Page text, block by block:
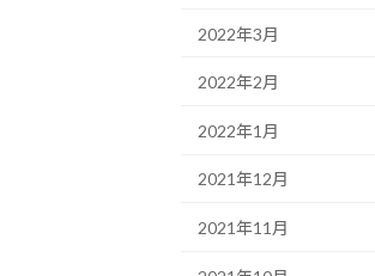
2022年3月
2022年2月
2022年1月
2021年12月
2021年11月